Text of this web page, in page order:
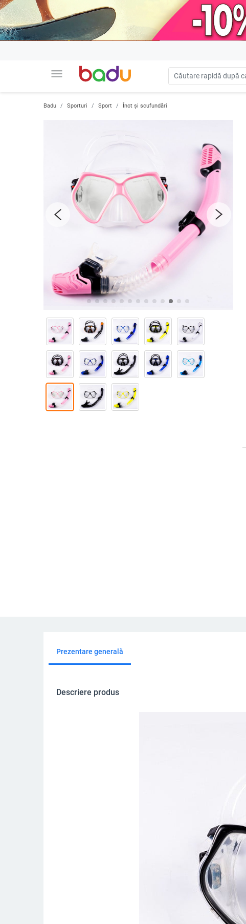
menu
Badu Sporturi Sport Înot și scufundări
Prezentare generală
Descriere produs